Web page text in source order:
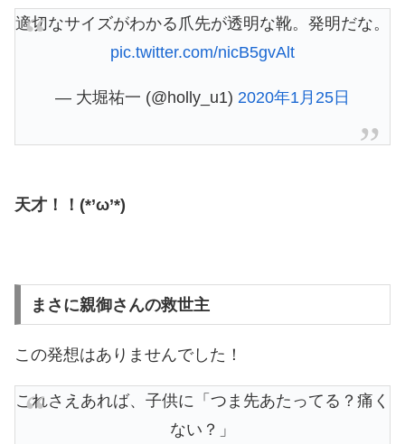
適切なサイズがわかる爪先が透明な靴。発明だな。
pic.twitter.com/nicB5gvAlt
— 大堀祐一 (@holly_u1) 2020年1月25日
天才！！(*’ω’*)
まさに親御さんの救世主
この発想はありませんでした！
これさえあれば、子供に「つま先あたってる？痛く
ない？」